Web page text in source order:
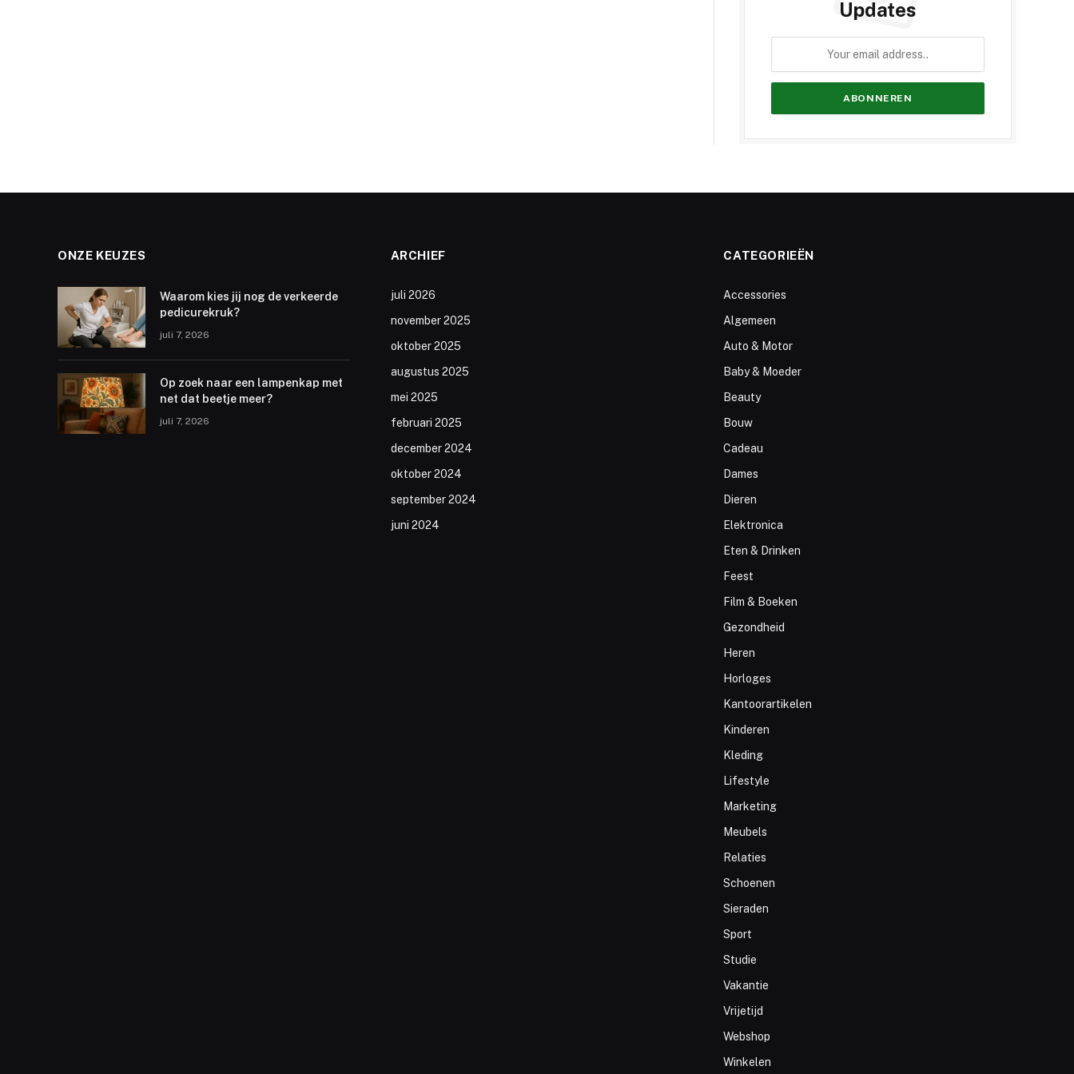
Updates
ONZE KEUZES
Waarom kies jij nog de verkeerde
pedicurekruk?
juli 7, 2026
Op zoek naar een lampenkap met
net dat beetje meer?
juli 7, 2026
ARCHIEF
juli 2026
november 2025
oktober 2025
augustus 2025
mei 2025
februari 2025
december 2024
oktober 2024
september 2024
juni 2024
CATEGORIEËN
Accessories
Algemeen
Auto & Motor
Baby & Moeder
Beauty
Bouw
Cadeau
Dames
Dieren
Elektronica
Eten & Drinken
Feest
Film & Boeken
Gezondheid
Heren
Horloges
Kantoorartikelen
Kinderen
Kleding
Lifestyle
Marketing
Meubels
Relaties
Schoenen
Sieraden
Sport
Studie
Vakantie
Vrijetijd
Webshop
Winkelen